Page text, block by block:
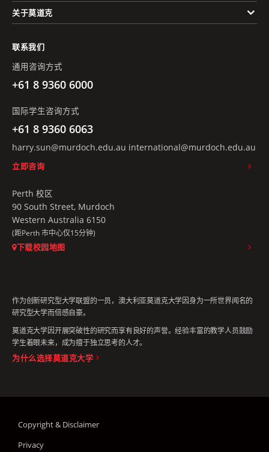
关于莫道克
联系我们
通用咨询方式
+61 8 9360 6000
国际学生咨询方式
+61 8 9360 6063
harry.sun@murdoch.edu.au international@murdoch.edu.au
立即咨询
Perth 校区
90 South Street, Murdoch
Western Australia 6150
(距Perth 市中心仅15分钟)
下载校园地图
作为创新研究型大学联盟的一员，澳大利亚莫道克大学因身为一所世界闻名的
研究型大学而倍感自豪。
莫道克大学因开展突破性的研究而享有良好的声誉。经验丰富的教学人员鼓励
学生着眼未来，成为擅于独立思考的人才。
为什么选择莫道克大学
Copyright & Disclaimer
Privacy